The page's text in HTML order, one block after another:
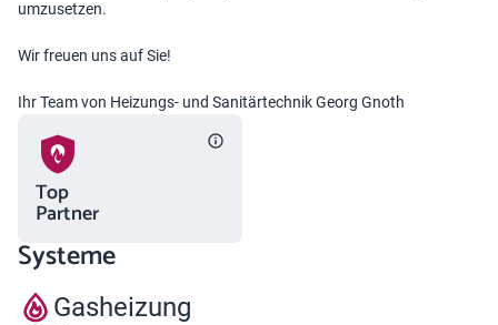
umzusetzen.
Wir freuen uns auf Sie!
Ihr Team von Heizungs- und Sanitärtechnik Georg Gnoth
Top
Partner
Systeme
Gasheizung